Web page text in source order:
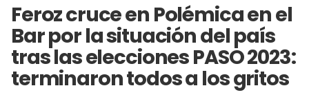
Feroz cruce en Polémica en el
Bar por la situación del país
tras las elecciones PASO 2023:
terminaron todos a los gritos